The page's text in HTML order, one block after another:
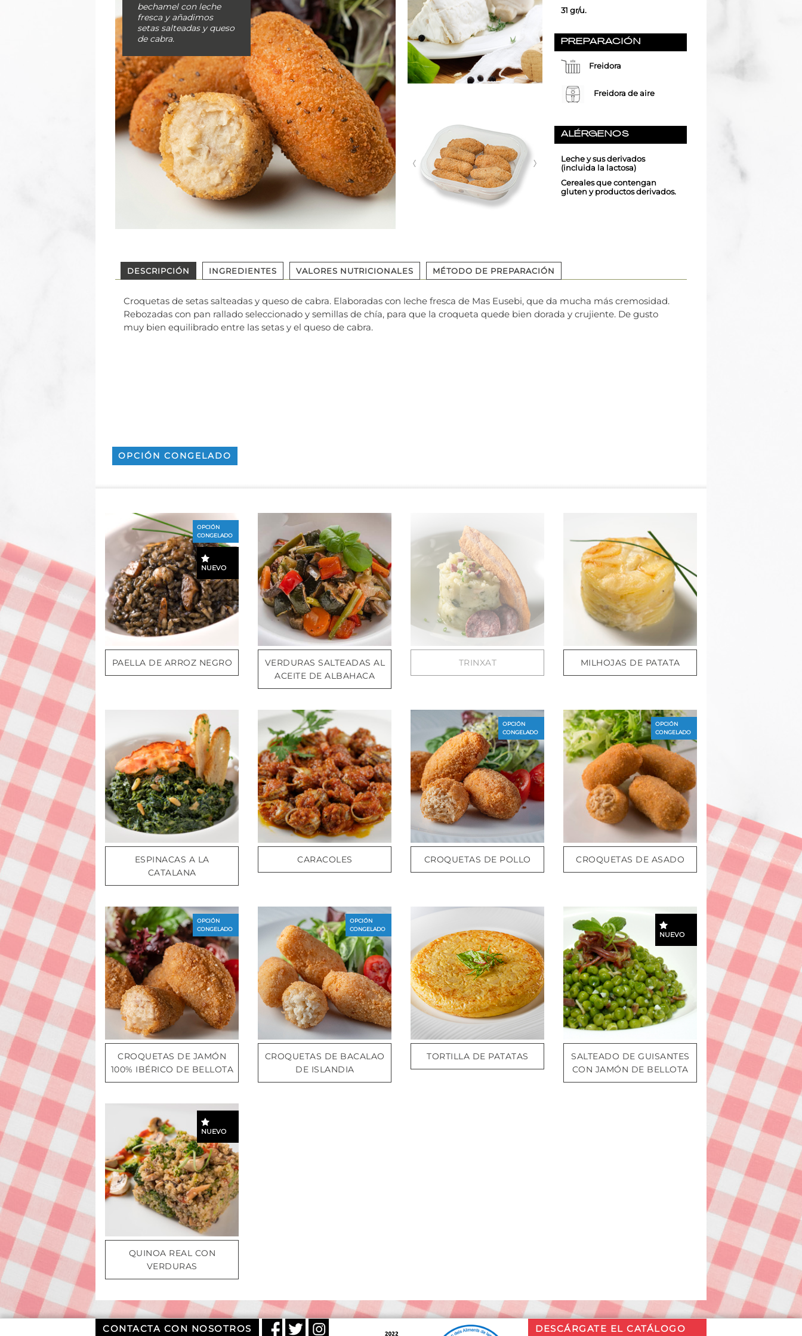
bechamel con leche
fresca y añadimos
setas salteadas y queso
de cabra.
31 gr/u.
PREPARACIÓN
Freidora
Freidora de aire
ALÉRGENOS
Leche y sus derivados
(incluida la lactosa)
Cereales que contengan
gluten y productos derivados.
DESCRIPCIÓN INGREDIENTES VALORES NUTRICIONALES MÉTODO DE PREPARACIÓN
Croquetas de setas salteadas y queso de cabra. Elaboradas con leche fresca de Mas Eusebi, que da mucha más cremosidad.
Rebozadas con pan rallado seleccionado y semillas de chía, para que la croqueta quede bien dorada y crujiente. De gusto
muy bien equilibrado entre las setas y el queso de cabra.
OPCIÓN CONGELADO
PAELLA DE ARROZ NEGRO
OPCIÓN
CONGELADO
NUEVO
VERDURAS SALTEADAS AL
ACEITE DE ALBAHACA
TRINXAT MILHOJAS DE PATATA
ESPINACAS A LA
CATALANA
CARACOLES CROQUETAS DE POLLO
OPCIÓN
CONGELADO
CROQUETAS DE ASADO
OPCIÓN
CONGELADO
CROQUETAS DE JAMÓN
100% IBÉRICO DE BELLOTA
OPCIÓN
CONGELADO
CROQUETAS DE BACALAO
DE ISLANDIA
OPCIÓN
CONGELADO
TORTILLA DE PATATAS
SALTEADO DE GUISANTES
CON JAMÓN DE BELLOTA
NUEVO
QUINOA REAL CON
VERDURAS
NUEVO
CONTACTA CON NOSOTROS DESCÁRGATE EL CATÁLOGO